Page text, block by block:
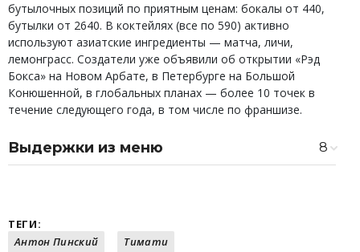
бутылочных позиций по приятным ценам: бокалы от 440,
бутылки от 2640. В коктейлях (все по 590) активно
используют азиатские ингредиенты — матча, личи,
лемонграсс. Создатели уже объявили об открытии «Рэд
Бокса» на Новом Арбате, в Петербурге на Большой
Конюшенной, в глобальных планах — более 10 точек в
течение следующего года, в том числе по франшизе.
Выдержки из меню
8
Ролл с тартаром из лосося
Суши с гребешком (1 шт)
ТЕГИ:
Антон Пинский
Тимати